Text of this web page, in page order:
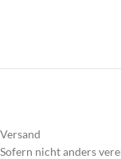
Versand
Sofern nicht anders